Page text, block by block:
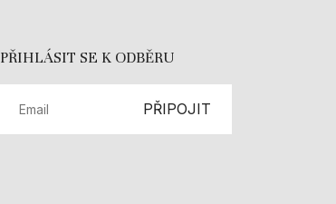
PŘIHLÁSIT SE K ODBĚRU
PŘIPOJIT